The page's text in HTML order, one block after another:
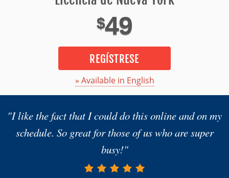
$49
REGÍSTRESE
» Available in English
"I like the fact that I could do this online and on my
schedule. So great for those of us who are super
busy!"